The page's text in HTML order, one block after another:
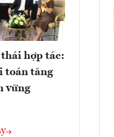
hợp tác:
toán tăng
vững